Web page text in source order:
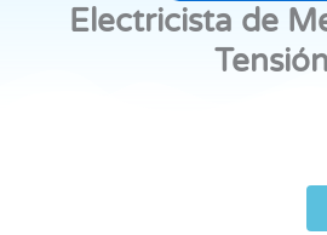
Electricista de
Tensión